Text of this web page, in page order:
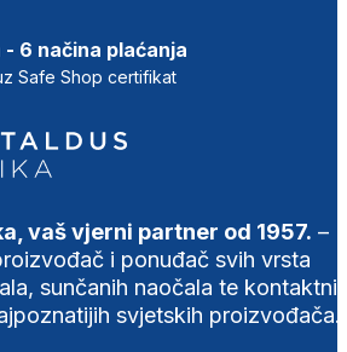
6 načina plaćanja
Safe Shop certifikat
vaš vjerni partner od 1957. –
i ponuđač svih vrsta
sunčanih naočala te
svjetskih proizvođača.